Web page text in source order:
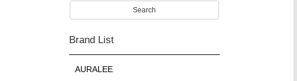
Search
Brand List
AURALEE